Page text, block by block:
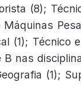
(8);
(1); Técnico
B nas
(1);